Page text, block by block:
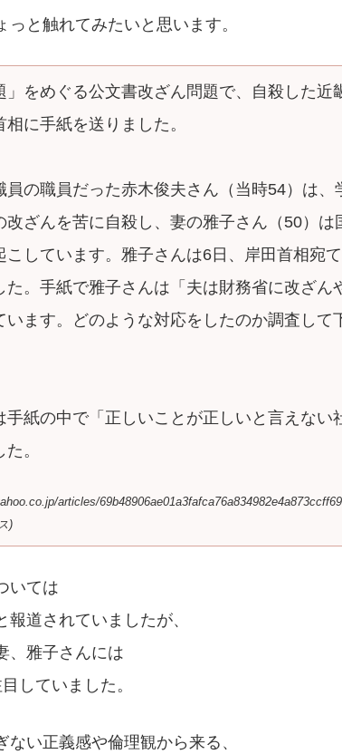
っと触れてみたいと思います。
」をめぐる公文書改ざん問題で、自殺した
に手紙を送りました。
員の職員だった赤木俊夫さん（当時54）は
改ざんを苦に自殺し、妻の雅子さん（50）
こしています。雅子さんは6日、岸田首相宛
た。手紙で雅子さんは「夫は財務省に改ざん
います。どのような対応をしたのか調査して
手紙の中で「正しいことが正しいと言えない
。
articles/69b48906ae01a3fafca76a834982e4a873ccff69
)
いては
報道されていましたが、
、雅子さんには
していました。
ない正義感や倫理観から来る、